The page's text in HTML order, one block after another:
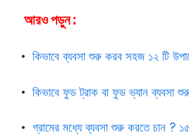
আরও পড়ুন :
• কিভাবে ব্যবসা শুরু করব সহজ ১২ টি
• কিভাবে ফুড ট্রাক বাফুড ভ্যান ব্যবসা
• গ্রামের মধ্যে ব্যবসা শুরু করতে চান ? ১৫